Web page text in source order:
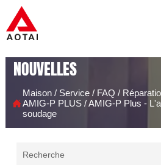
NOUVELLES

Maison/ Service/ FAQ /
AMIG-P PLUS/AMIG-P Plus -
soudage